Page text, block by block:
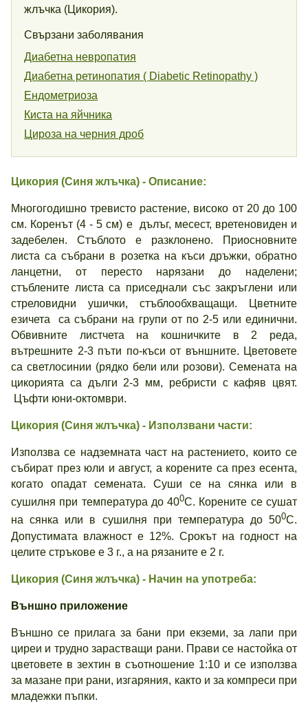
жлъчка (Цикория).
Свързани заболявания
Диабетна невропатия
Диабетна ретинопатия ( Diabetic Retinopathy )
Ендометриоза
Киста на яйчника
Цироза на черния дроб
Цикория (Синя жлъчка) - Описание:
Многогодишно тревисто растение, високо от 20 до 100
см. Коренът (4 - 5 см) е дълъг, месест, вретеновиден и
задебелен. Стъблото е разклонено. Приосновните
листа са събрани в розетка на къси дръжки, обратно
ланцетни, от пересто нарязани до наделени;
стъблените листа са приседнали със закръглени или
стреловидни ушички, стъблообхващащи. Цветните
езичета са събрани на групи от по 2-5 или единични.
Обвивните листчета на кошничките в 2 реда,
вътрешните 2-3 пъти по-къси от външните. Цветовете
са светлосинии (рядко бели или розови). Семената на
цикорията са дълги 2-3 мм, ребристи с кафяв цвят.
Цъфти юни-октомври.
Цикория (Синя жлъчка) - Използвани части:
Използва се надземната част на растението, които се
събират през юли и август, а корените са през есента,
когато опадат семената. Суши се на сянка или в
сушилня при температура до 400С. Корените се сушат
на сянка или в сушилня при температура до 500С.
Допустимата влажност е 12%. Срокът на годност на
целите стръкове е 3 г., а на рязаните е 2 г.
Цикория (Синя жлъчка) - Начин на употреба:
Външно приложение
Външно се прилага за бани при екземи, за лапи при
циреи и трудно зарастващи рани. Прави се настойка от
цветовете в зехтин в съотношение 1:10 и се използва
за мазане при рани, изгаряния, както и за компреси при
младежки пъпки.